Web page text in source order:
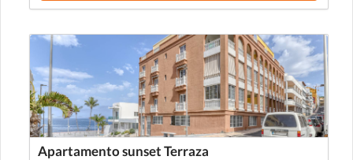
Apartamento sunset Terraza